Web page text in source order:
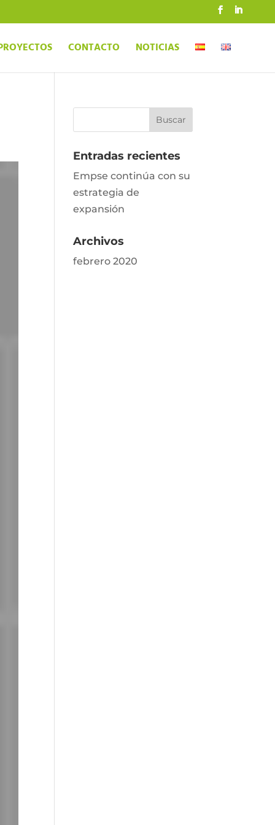
CONTACTO NOTICIAS
Entradas recientes
Empse continúa con su
estrategia de
expansión
Archivos
febrero 2020